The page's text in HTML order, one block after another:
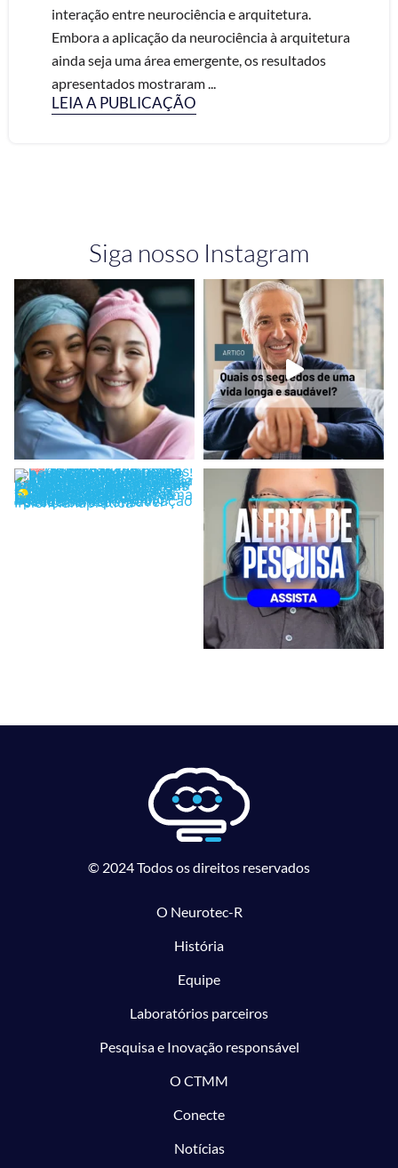
interação entre neurociência e arquitetura.
Embora a aplicação da neurociência à arquitetura
ainda seja uma área emergente, os resultados
apresentados mostraram ...
LEIA A PUBLICAÇÃO
Siga nosso Instagram
© 2024 Todos os direitos reservados
O Neurotec-R
História
Equipe
Laboratórios parceiros
Pesquisa e Inovação responsável
O CTMM
Conecte
Notícias